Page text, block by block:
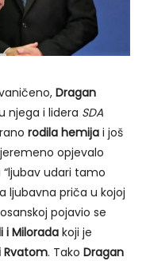
Dragan
njega i lidera SDA
rodila hemija i još
opjevalo
udari tamo
ljubavna priča u kojoj
pojavio se
i Milorada koji je
Rvatom. Tako Dragan